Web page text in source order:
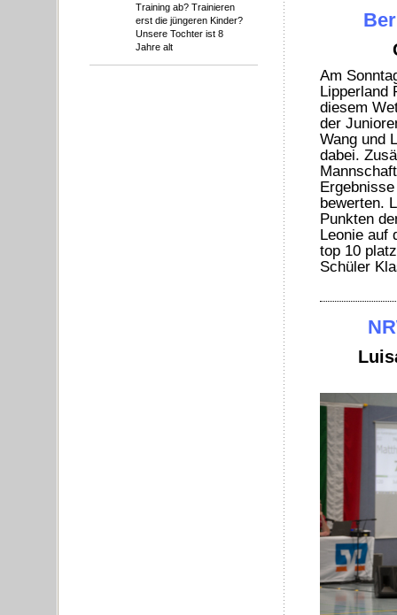
Training ab? Trainieren
erst die jüngeren Kinder?
Unsere Tochter ist 8
Jahre alt
Am
Lipperland
diesem
der
Wang und
dabei.
bewerten.
Punkten
Leonie auf
top 10
Schüler